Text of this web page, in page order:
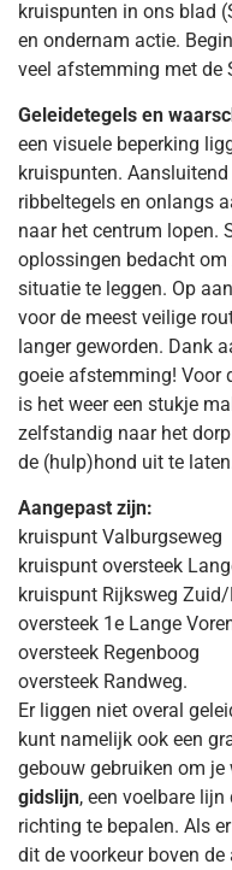
kruispunten in ons blad
en ondernam actie.
veel afstemming met de
Geleidetegels en
een visuele beperking
kruispunten.
ribbeltegels en onlangs
naar het centrum lopen.
oplossingen bedacht
situatie te leggen. Op
voor de meest veilige
langer geworden. Dank
goeie afstemming! Voor
is het weer een stukje
zelfstandig naar het
de (hulp)hond uit te
Aangepast zijn:
kruispunt Valburgseweg
kruispunt oversteek
kruispunt Rijksweg
oversteek 1e Lange
oversteek Regenboog
oversteek Randweg.
Er liggen niet overal
kunt namelijk ook een
gebouw gebruiken om je
gidslijn, een voelbare
richting te bepalen. Als
dit de voorkeur boven